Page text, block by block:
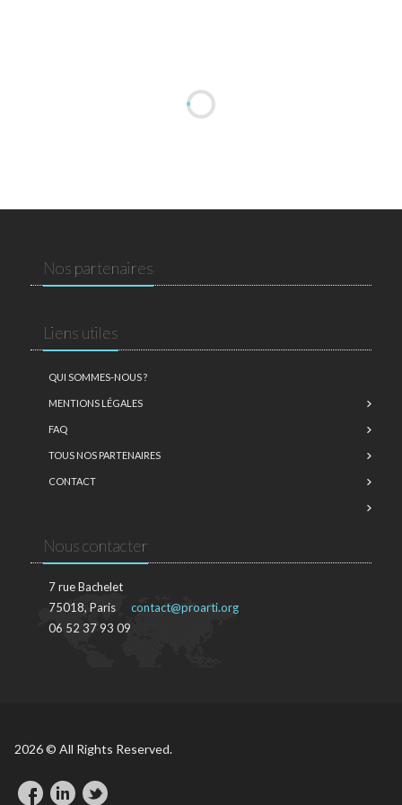
Nos partenaires
Liens utiles
QUI SOMMES-NOUS ?
MENTIONS LÉGALES
FAQ
TOUS NOS PARTENAIRES
CONTACT
Nous contacter
7 rue Bachelet
75018, Paris
06 52 37 93 09
contact@proarti.org
2026 © All Rights Reserved.